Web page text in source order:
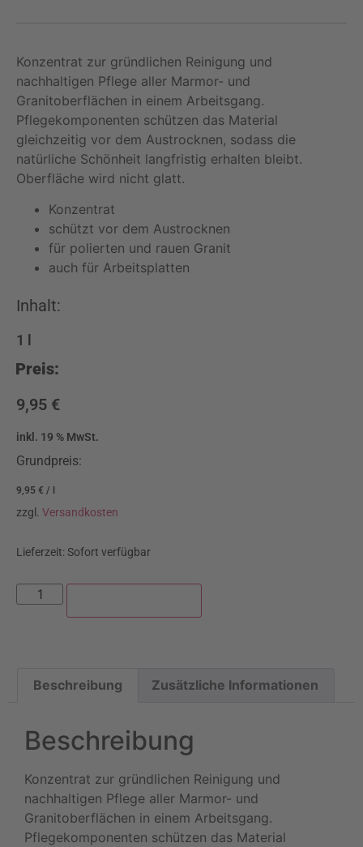
Konzentrat zur gründlichen Reinigung und
nachhaltigen Pflege aller Marmor- und
Granitoberflächen in einem Arbeitsgang.
Pflegekomponenten schützen das Material
gleichzeitig vor dem Austrocknen, sodass die
natürliche Schönheit langfristig erhalten bleibt.
Oberfläche wird nicht glatt.
Konzentrat
schützt vor dem Austrocknen
für polierten und rauen Granit
auch für Arbeitsplatten
Inhalt:
1
Preis:
9,95 €
inkl. 19 % MwSt.
Grundpreis:
9,95 € / l
zzgl. Versandkosten
Lieferzeit:Sofort verfügbar
Beschreibung Zusätzliche Informationen
Beschreibung
Konzentrat zur gründlichen Reinigung und
nachhaltigen Pflege aller Marmor- und
Granitoberflächen in einem Arbeitsgang.
Pflegekomponenten schützen das Material